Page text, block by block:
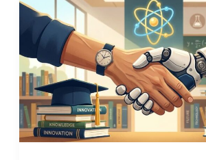
dan
Masa
Depan
Guru:
Digantikan
atau
Ditingkatkan?